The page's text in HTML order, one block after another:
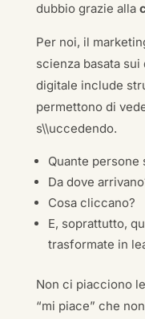
dubbio grazie alla
Per noi, il
scienza basata
digitale include
permettono di
s\\uccedendo.
Quante persone
Da dove
Cosa cliccano?
E, soprattutto,
trasformate in
Non ci piacciono
“mi piace” che